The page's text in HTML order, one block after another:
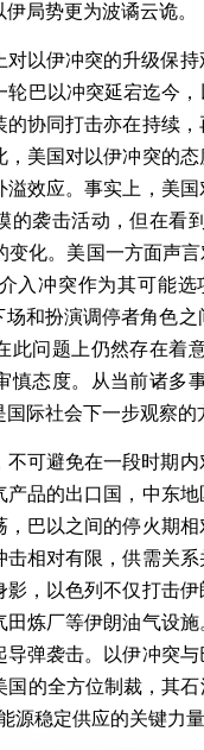
局势更为波谲云诡。
对以伊冲突的升级保
巴以冲突延宕迄今
协同打击亦在持续
美国对以伊冲突的
效应。事实上，美
的袭击活动，但在看
变化。美国一方面声
入冲突作为其可能
场和扮演调停者角色
此问题上仍然存在着
慎态度。从当前诸
际社会下一步观察的
不可避免在一段时期
品的出口国，中东
巴以之间的停火期
相对有限，供需关
影，以色列不仅打击
炼厂等伊朗油气设
导弹袭击。以伊冲突
国的全方位制裁，其
源稳定供应的关键力